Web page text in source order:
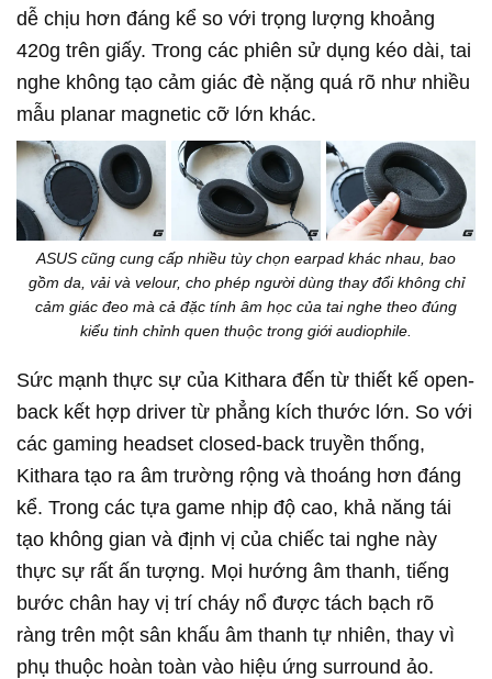
dễ chịu hơn đáng kể so với trọng lượng khoảng
420g trên giấy. Trong các phiên sử dụng kéo dài, tai
nghe không tạo cảm giác đè nặng quá rõ như nhiều
mẫu planar magnetic cỡ lớn khác.
ASUS cũng cung cấp nhiều tùy chọn earpad khác nhau, bao
gồm da, vải và velour, cho phép người dùng thay đổi không chỉ
cảm giác đeo mà cả đặc tính âm học của tai nghe theo đúng
kiểu tinh chỉnh quen thuộc trong giới audiophile.
Sức mạnh thực sự của Kithara đến từ thiết kế open-
back kết hợp driver từ phẳng kích thước lớn. So với
các gaming headset closed-back truyền thống,
Kithara tạo ra âm trường rộng và thoáng hơn đáng
kể. Trong các tựa game nhịp độ cao, khả năng tái
tạo không gian và định vị của chiếc tai nghe này
thực sự rất ấn tượng. Mọi hướng âm thanh, tiếng
bước chân hay vị trí cháy nổ được tách bạch rõ
ràng trên một sân khấu âm thanh tự nhiên, thay vì
phụ thuộc hoàn toàn vào hiệu ứng surround ảo.